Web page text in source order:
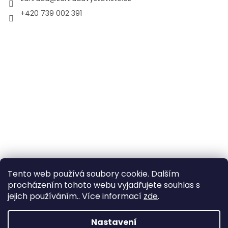
Tento web používá soubory cookie. Dalším
procházením tohoto webu vyjadřujete souhlas s
jejich používáním.. Více informací zde.
Nastavení
+420 739 002 391